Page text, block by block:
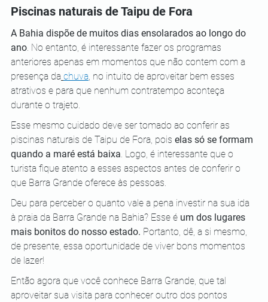
Piscinas naturais de Taipu de Fora
A Bahia dispõe de muitos dias ensolarados ao longo do
ano. No entanto, é interessante fazer os programas
anteriores apenas em momentos que não contem com a
presença da chuva, no intuito de aproveitar bem esses
atrativos e para que nenhum contratempo aconteça
durante o trajeto.
Esse mesmo cuidado deve ser tomado ao conferir as
piscinas naturais de Taipu de Fora, pois elas só se formam
quando a maré está baixa. Logo, é interessante que o
turista fique atento a esses aspectos antes de conferir o
que Barra Grande oferece às pessoas.
Deu para perceber o quanto vale a pena investir na sua ida
à praia da Barra Grande na Bahia? Esse é um dos lugares
mais bonitos do nosso estado. Portanto, dê, a si mesmo,
de presente, essa oportunidade de viver bons momentos
de lazer!
Então agora que você conhece Barra Grande, que tal
aproveitar sua visita para conhecer outro dos pontos